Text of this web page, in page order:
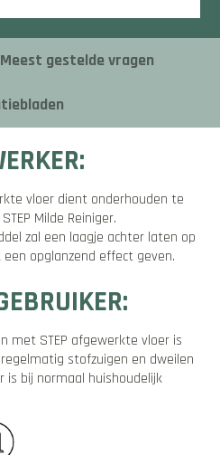
Meest gestelde vragen
vloer dient onderhouden te
Milde Reiniger.
zal een laagje achter laten op
opglanzend effect geven.
met STEP afgewerkte vloer is
stofzuigen en dweilen
is bij normaal huishoudelijk